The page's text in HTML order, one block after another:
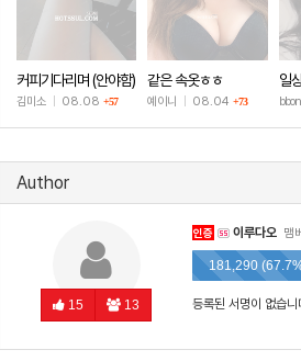
커피기다리며 (안야함)
김미소 08.08 +57
같은 속옷ㅎㅎ
예이니 08.04+73
일
Author
15 13
인증 이루다오 맴
181,290
등록된 서명이 없습니